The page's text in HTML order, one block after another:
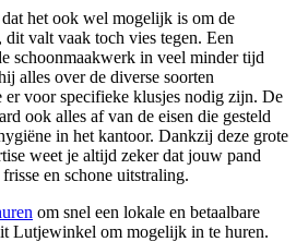
het ook wel mogelijk is om de
dit valt vaak toch vies tegen. Een
schoonmaakwerk in veel minder tijd
alles over de diverse soorten
er voor specifieke klusjes nodig zijn. De
ook alles af van de eisen die gesteld
in het kantoor. Dankzij deze grote
weet je altijd zeker dat jouw pand
en schone uitstraling.
om snel een lokale en betaalbare
Lutjewinkel om mogelijk in te huren.